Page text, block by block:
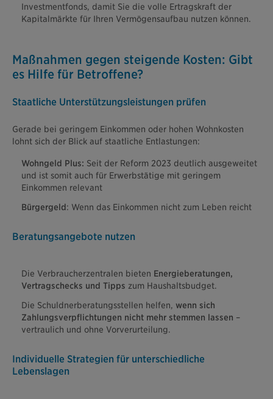
Investmentfonds, damit Sie die volle Ertragskraft der
Kapitalmärkte für Ihren Vermögensaufbau nutzen können.
Maßnahmen gegen steigende Kosten: Gibt
es Hilfe für Betroffene?
Staatliche Unterstützungsleistungen prüfen
Gerade bei geringem Einkommen oder hohen Wohnkosten
lohnt sich der Blick auf staatliche Entlastungen:
Wohngeld Plus: Seit der Reform 2023 deutlich ausgeweitet
und ist somit auch für Erwerbstätige mit geringem
Einkommen relevant
Bürgergeld: Wenn das Einkommen nicht zum Leben reicht
Beratungsangebote nutzen
Die Verbraucherzentralen bieten Energieberatungen,
Vertragschecks und Tipps zum Haushaltsbudget.
Die Schuldnerberatungsstellen helfen, wenn sich
Zahlungsverpflichtungen nicht mehr stemmen lassen –
vertraulich und ohne Vorverurteilung.
Individuelle Strategien für unterschiedliche
Lebenslagen